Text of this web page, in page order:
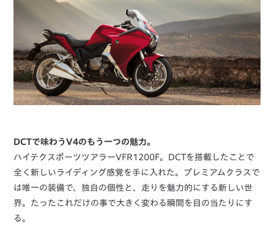
DCTで味わうV4のもう一つの魅力。
ハイテクスポーツツアラーVFR1200F。DCTを搭載したことで
全く新しいライディング感覚を手に入れた。プレミアムクラスで
は唯一の装備で、独自の個性と、走りを魅力的にする新しい世
界。たったこれだけの事で大きく変わる瞬間を目の当たりにす
る。